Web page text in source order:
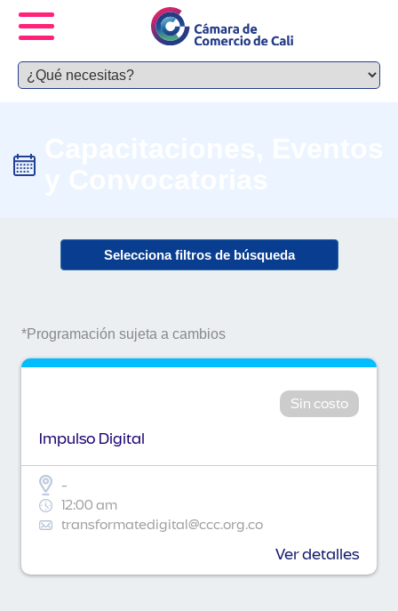
Selecciona filtros de búsqueda
*Programación sujeta a cambios
Sin costo
Impulso Digital
-
12:00 am
transformatedigital@ccc.org.co
Ver detalles